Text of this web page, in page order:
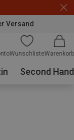
Versand
WunschlisteWarenkorb
Second Hand